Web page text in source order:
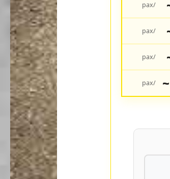
/pax
/pax
/pax
/pax